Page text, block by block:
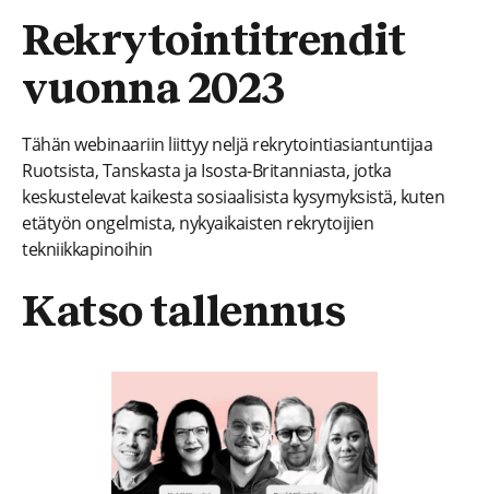
Rekrytointitrendit
vuonna 2023
Tähän webinaariin liittyy neljä rekrytointiasiantuntijaa
Ruotsista, Tanskasta ja Isosta-Britanniasta, jotka
keskustelevat kaikesta sosiaalisista kysymyksistä, kuten
etätyön ongelmista, nykyaikaisten rekrytoijien
tekniikkapinoihin
Katso tallennus